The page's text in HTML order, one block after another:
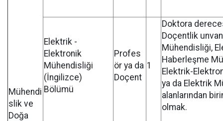
Mühendi
slik ve
Doğa
Elektrik -
Elektronik
Mühendisliği
(İngilizce)
Bölümü
Profes
ör ya da
Doçent
1
Doktora
Doçentlik
Mühendisliği,
Haberleşme
Elektrik-
ya da Elektrik
alanlarından
olmak.